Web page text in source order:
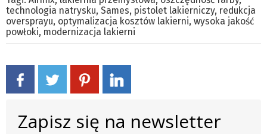
technologia natrysku, Sames, pistolet lakierniczy, redukcja
oversprayu, optymalizacja kosztów lakierni, wysoka jakość
powłoki, modernizacja lakierni
Zapisz się na newsletter